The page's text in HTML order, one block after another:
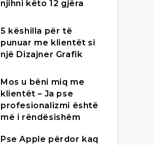
njihni këto 12 gjëra
5 këshilla për të
punuar me klientët si
një Dizajner Grafik
Mos u bëni miq me
klientët – Ja pse
profesionalizmi është
më i rëndësishëm
Pse Apple përdor kaq